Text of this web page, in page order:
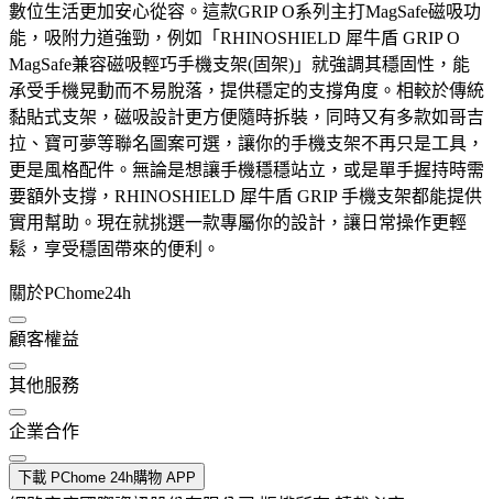
數位生活更加安心從容。這款GRIP O系列主打MagSafe磁吸功
能，吸附力道強勁，例如「RHINOSHIELD 犀牛盾 GRIP O
MagSafe兼容磁吸輕巧手機支架(固架)」就強調其穩固性，能
承受手機晃動而不易脫落，提供穩定的支撐角度。相較於傳統
黏貼式支架，磁吸設計更方便隨時拆裝，同時又有多款如哥吉
拉、寶可夢等聯名圖案可選，讓你的手機支架不再只是工具，
更是風格配件。無論是想讓手機穩穩站立，或是單手握持時需
要額外支撐，RHINOSHIELD 犀牛盾 GRIP 手機支架都能提供
實用幫助。現在就挑選一款專屬你的設計，讓日常操作更輕
鬆，享受穩固帶來的便利。
關於PChome24h
顧客權益
其他服務
企業合作
下載 PChome 24h購物 APP